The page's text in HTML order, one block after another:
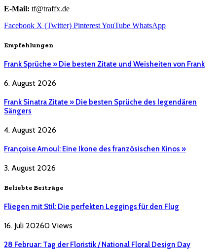
E-Mail: tf@traffx.de
Facebook X (Twitter) PinterestYouTube WhatsApp
Empfehlungen
Frank Sprüche » Die besten Zitate und Weisheiten von Frank
6. August 2026
Frank Sinatra Zitate » Die besten Sprüche des legendären
Sängers
4. August 2026
Françoise Arnoul: Eine Ikone des französischen Kinos »
3. August 2026
Beliebte Beiträge
Fliegen mit Stil: Die perfekten Leggings für den Flug
16. Juli 20260 Views
28 Februar: Tag der Floristik / National Floral Design Day